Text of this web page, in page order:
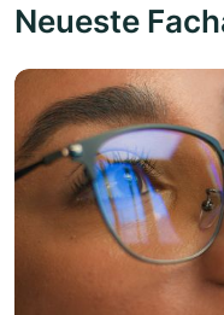
Neueste